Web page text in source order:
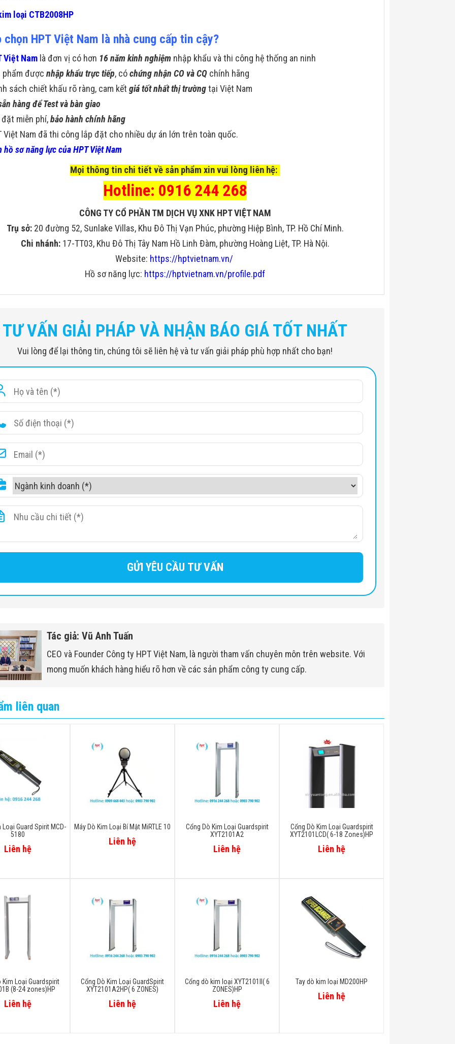
loại CTB2008HP
chọn HPT Việt Nam là nhà cung cấp tin cậy?
Việt Nam là đơn vị có hơn 16 năm kinh nghiệm nhập khẩu và thi công hệ thống an ninh
phẩm được nhập khẩu trực tiếp, cóchứng nhận CO và CQ chính hãng
sách chiết khấu rõ ràng, cam kết giá tốt nhất thị trườngtại Việt Nam
hàng để Test và bàn giao
miễn phí,bảo hành chính hãng
Việt Nam đã thi công lắp đặt cho nhiều dự án lớn trên toàn quốc.
hồ sơ năng lực của HPT Việt Nam
Mọi thông tin chi tiết về sản phẩm xin vui lòng liên hệ:
Hotline: 0916 244 268
CÔNG TY CỔ PHẦN TM DỊCH VỤ XNK HPT VIỆT NAM
Trụ sở: 20 đường 52, Sunlake Villas, Khu Đô Thị Vạn Phúc, phường Hiệp Bình, TP. Hồ Chí Minh.
Chi nhánh:17-TT03, Khu Đô Thị Tây Nam Hồ Linh Đàm, phường Hoàng Liệt, TP. Hà Nội.
Website: https://hptvietnam.vn/
Hồ sơ năng lực: https://hptvietnam.vn/profile.pdf
TƯ VẤN GIẢI PHÁP VÀ NHẬN BÁO GIÁ TỐT NHẤT
Vui lòng để lại thông tin, chúng tôi sẽ liên hệ và tư vấn giải pháp phù hợp nhất cho bạn!
Tác giả: Vũ Anh Tuấn
CEO và Founder Công ty HPT Việt Nam, là người tham vấn chuyên môn trên website. Với
mong muốn khách hàng hiểu rõ hơn về các sản phẩm công ty cung cấp.
liên quan
Loại Guard Spirit MCD-
5180
Liên hệ
Máy Dò Kim Loại Bí Mật MiRTLE 10
Liên hệ
Cổng Dò Kim Loại Guardspirit
XYT2101A2
Liên hệ
Cổng Dò Kim Loại Guardspirit
XYT2101LCD( 6-18 Zones)HP
Liên hệ
Kim Loại Guardspirit
(8-24 zones)HP
Liên hệ
Cổng Dò Kim Loại GuardSpirit
XYT2101A2HP( 6 ZONES)
Liên hệ
Cổng dò kim loại XYT2101II( 6
ZONES)HP
Liên hệ
Tay dò kim loại MD200HP
Liên hệ